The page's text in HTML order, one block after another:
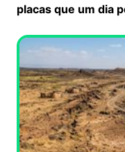
placas que um dia